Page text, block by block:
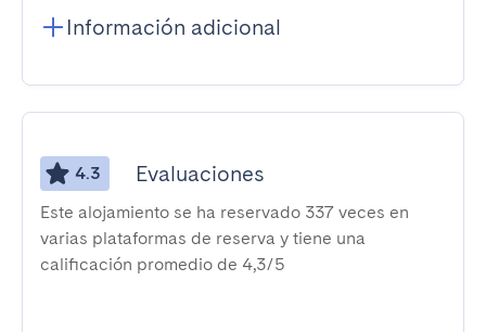
Información adicional
4.3 Evaluaciones
Este alojamiento se ha reservado 337 veces en
varias plataformas de reserva y tiene una
calificación promedio de 4,3/5